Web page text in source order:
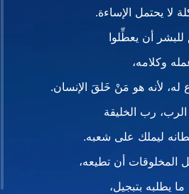
لا يحتمل الإساءة.
للبشر أن يعطِّلوا
وكلامه،
لأنه هو مَنْ خَلقَ الإنسان.
الرب، رب الخليقة
ليملك على شعبه.
المخلوقات أن تطيعه،
يطلبه بتبجيل،